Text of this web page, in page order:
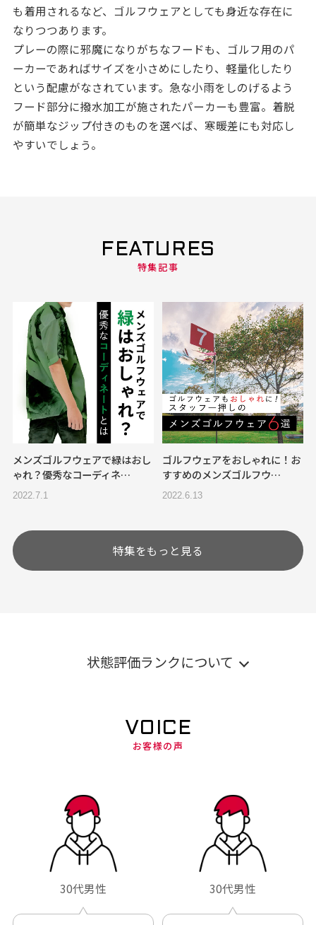
も着用されるなど、ゴルフウェアとしても身近な存在に
なりつつあります。
プレーの際に邪魔になりがちなフードも、ゴルフ用のパ
ーカーであればサイズを小さめにしたり、軽量化したり
という配慮がなされています。急な小雨をしのげるよう
フード部分に撥水加工が施されたパーカーも豊富。着脱
が簡単なジップ付きのものを選べば、寒暖差にも対応し
やすいでしょう。
FEATURES
特集記事
メンズゴルフウェアで緑はおし
ゃれ？優秀なコーディネ…
2022.7.1
ゴルフウェアをおしゃれに！お
すすめのメンズゴルフウ…
2022.6.13
特集をもっと見る
状態評価ランクについて
VOICE
お客様の声
30代男性 30代男性